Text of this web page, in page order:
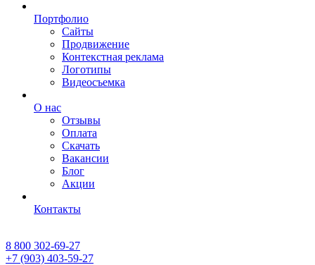
Портфолио
Сайты
Продвижение
Контекстная реклама
Логотипы
Видеосъемка
О нас
Отзывы
Оплата
Скачать
Вакансии
Блог
Акции
Контакты
8 800 302-69-27
+7 (903) 403-59-27